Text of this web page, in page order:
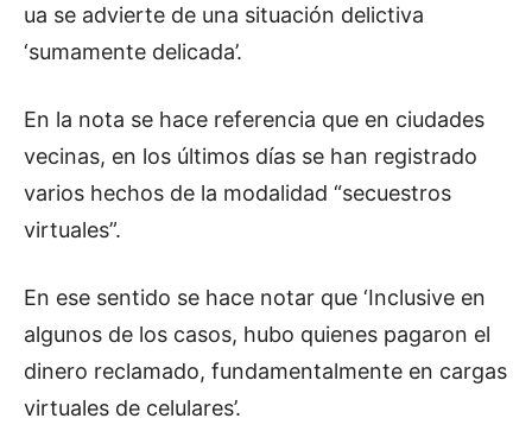
ua se advierte de una situación delictiva
‘sumamente delicada’.
En la nota se hace referencia que en ciudades
vecinas, en los últimos días se han registrado
varios hechos de la modalidad “secuestros
virtuales”.
En ese sentido se hace notar que ‘Inclusive en
algunos de los casos, hubo quienes pagaron el
dinero reclamado, fundamentalmente en cargas
virtuales de celulares’.